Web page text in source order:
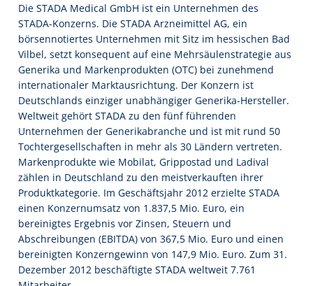
Die STADA Medical GmbH ist ein Unternehmen des
STADA-Konzerns. Die STADA Arzneimittel AG, ein
börsennotiertes Unternehmen mit Sitz im hessischen Bad
Vilbel, setzt konsequent auf eine Mehrsäulenstrategie aus
Generika und Markenprodukten (OTC) bei zunehmend
internationaler Marktausrichtung. Der Konzern ist
Deutschlands einziger unabhängiger Generika-Hersteller.
Weltweit gehört STADA zu den fünf führenden
Unternehmen der Generikabranche und ist mit rund 50
Tochtergesellschaften in mehr als 30 Ländern vertreten.
Markenprodukte wie Mobilat, Grippostad und Ladival
zählen in Deutschland zu den meistverkauften ihrer
Produktkategorie. Im Geschäftsjahr 2012 erzielte STADA
einen Konzernumsatz von 1.837,5 Mio. Euro, ein
bereinigtes Ergebnis vor Zinsen, Steuern und
Abschreibungen (EBITDA) von 367,5 Mio. Euro und einen
bereinigten Konzerngewinn von 147,9 Mio. Euro. Zum 31.
Dezember 2012 beschäftigte STADA weltweit 7.761